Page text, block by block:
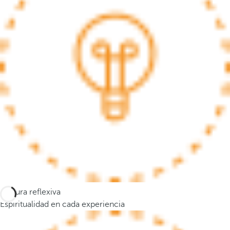
e
m
u
e
v
e
a
a
Cultura reflexiva
Espiritualidad en cada experiencia